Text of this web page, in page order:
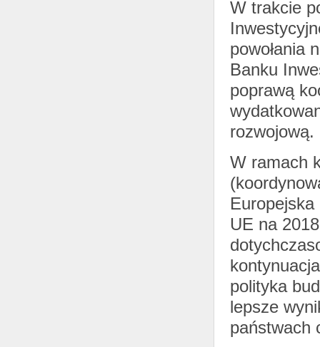
W trakcie
powołania
Banku
poprawą
rozwojową.
W ramach
Europejska
UE na
polityka
lepsze
państwach